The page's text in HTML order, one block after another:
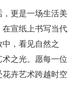
更是一场生活美
宣纸上书写当代
，看见自然之
之光。愿每一位
卉艺术跨越时空